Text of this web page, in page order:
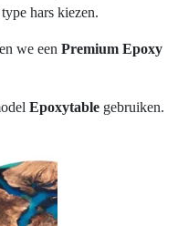
hars kiezen.
we een Premium Epoxy
Epoxytable gebruiken.